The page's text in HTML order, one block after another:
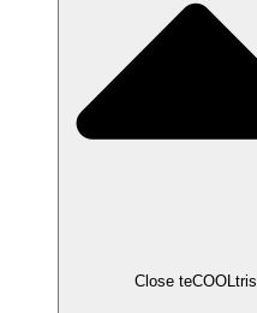
Close teCOOLtris